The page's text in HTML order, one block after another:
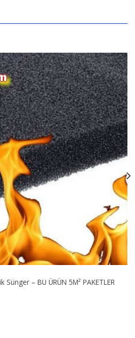
– BU ÜRÜN 5M² PAKETLER